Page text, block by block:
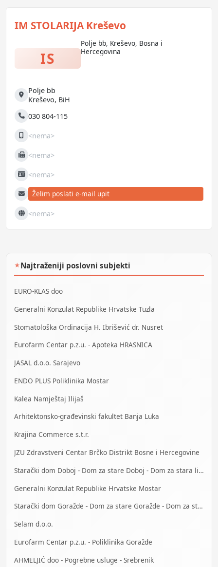
IM STOLARIJA Kreševo
IS
Polje bb, Kreševo, Bosna i
Hercegovina
Adresa
Polje bb
Kreševo, BiH
Telefon030 804-115
Mobilni<nema>
Fax <nema>
JIB <nema>
E-mailŽelim poslati e-mail upit
Web <nema>
★Najtraženiji poslovni subjekti
EURO-KLAS doo
Generalni Konzulat Republike Hrvatske Tuzla
Stomatološka Ordinacija H. Ibrišević dr. Nusret
Eurofarm Centar p.z.u. - Apoteka HRASNICA
JASAL d.o.o. Sarajevo
ENDO PLUS Poliklinika Mostar
Kalea Namještaj Ilijaš
Arhitektonsko-građevinski fakultet Banja Luka
Krajina Commerce s.t.r.
JZU Zdravstveni Centar Brčko Distrikt Bosne i Hercegovine
Starački dom Doboj - Dom za stare Doboj - Dom za stara lica Doboj
Generalni Konzulat Republike Hrvatske Mostar
Starački dom Goražde - Dom za stare Goražde - Dom za stara lica Goražde
Selam d.o.o.
Eurofarm Centar p.z.u. - Poliklinika Goražde
AHMELJIĆ doo - Pogrebne usluge - Srebrenik